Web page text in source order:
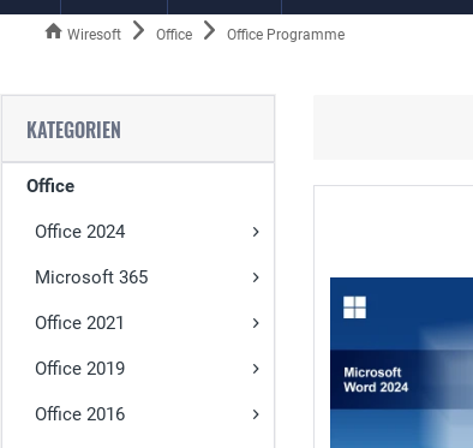
Wiresoft Office Office Programme
KATEGORIEN
Office
Office 2024
Microsoft 365
Office 2021
Office 2019
Office 2016